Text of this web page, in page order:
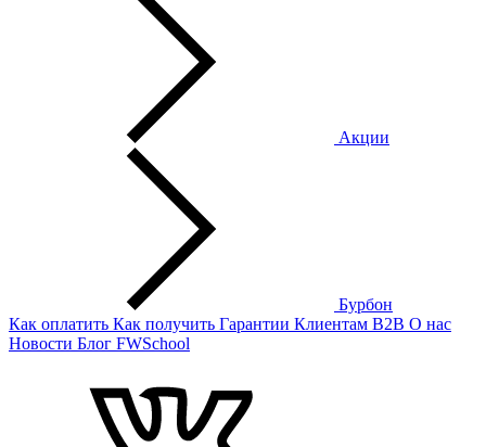
Акции
Бурбон
Как оплатить Как получить Гарантии Клиентам B2B О нас
Новости Блог FWSchool